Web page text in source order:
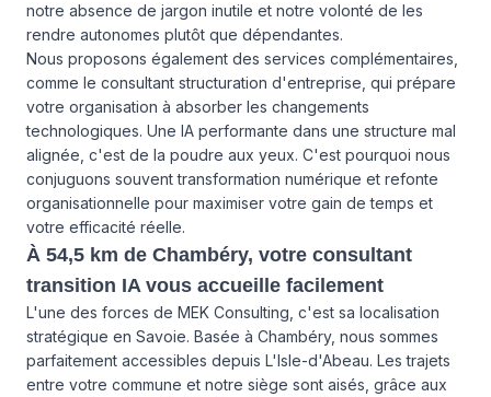
notre absence de jargon inutile et notre volonté de les
rendre autonomes plutôt que dépendantes.
Nous proposons également des services complémentaires,
comme le consultant structuration d'entreprise , qui prépare
votre organisation à absorber les changements
technologiques. Une IA performante dans une structure mal
alignée, c'est de la poudre aux yeux. C'est pourquoi nous
conjuguons souvent transformation numérique et refonte
organisationnelle pour maximiser votre gain de temps et
votre efficacité réelle.
À 54,5 km de Chambéry, votre consultant
transition IA vous accueille facilement
L'une des forces de MEK Consulting, c'est sa localisation
stratégique en Savoie. Basée à Chambéry, nous sommes
parfaitement accessibles depuis L'Isle-d'Abeau. Les trajets
entre votre commune et notre siège sont aisés, grâce aux